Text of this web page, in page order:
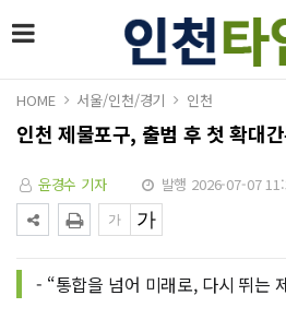
HOME 서울/인천/경기 인천
인천 제물포구, 출범 후 첫 확대
윤경수 기자 발행 2026-07-07
- “통합을 넘어 미래로, 다시 뛰는